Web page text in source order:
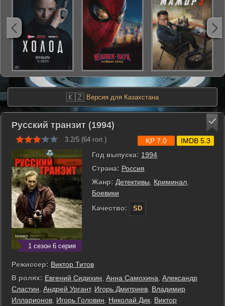
🇰🇿 Версия для Казахстана
Русский транзит (1994)
3.2/5 (64 гол.)
1 сезон 6 серия
Год выпуска: 1994
Страна: Россия
Жанр: Детективы Криминал
Боевики
Качество:
SD
KP 7.0 IMDB 5.3
Режиссер: Виктор Титов
В ролях: Евгений Сидихин Анна Самохина Александр
Сластин Андрей Ургант, Игорь Дмитриев Владимир
Илларионов Игорь Головин Николай Дик Виктор